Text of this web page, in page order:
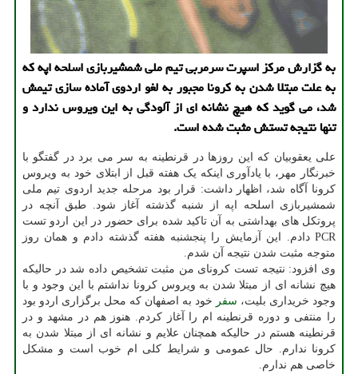
به گزارش مرکز اسپرت سرمربی تیم ملی شمشیربازی اسلحه اپه که
به علت مبتلا شدن به کرونا مجبور به لغو اردوی آماده سازی تیمش
شد، می گوید که هیچ نشانه ای از آلودگی به این ویروس ندارد و
تنها نتیجه تستش مثبت شده است.
علی یعقوبیان که این روزها در قرنطینه به سر می برد در گفتگو با
خبرنگار مهر، با یادآوری اینکه یک هفته قبل از ابتلای خود به ویروس
کرونا آگاه شد، اظهار داشت: قرار بود مرحله جدید اردوی تیم ملی
شمشیربازی اسلحه اپه از شنبه گذشته آغاز شود. طبق آنچه در
پروتکل های بهداشتی به آن تاکید شده برای حضور در این اردو تست
PCR دادم. این آزمایش را پنجشنبه هفته گذشته دادم و همان روز
متوجه مثبت شدن نتیجه آن شدم.
وی افزود: نتیجه تست کرونای من مثبت تشخیص داده شد در حالیکه
هیچ نشانه ای از مبتلا شدن به ویروس کرونا نداشتم با این وجود و با
وجود خریداری بلیت، سفر خود به اصفهان که محل برگزاری اردو بود
را منتفی و دوره قرنطینه ام را آغاز کردم. هنوز هم در مشهد و در
قرنطینه هستم در حالیکه همچنان علایم و نشانه ای از مبتلا شدن به
کرونا ندارم. حال عمومی و شرایط کلی ام خوب است و مشکل
خاصی هم ندارم.